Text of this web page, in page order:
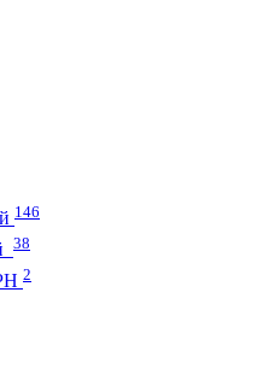
146
38
2